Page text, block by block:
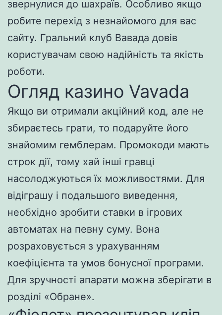
звернулися до шахраїв. Особливо якщо
робите перехід з незнайомого для вас
сайту. Гральний клуб Вавада довів
користувачам свою надійність та якість
роботи.
Огляд казино Vavada
Якщо ви отримали акційний код, але не
збираєтесь грати, то подаруйте його
знайомим гемблерам. Промокоди мають
строк дії, тому хай інші гравці
насолоджуються їх можливостями. Для
відіграшу і подальшого виведення,
необхідно зробити ставки в ігрових
автоматах на певну суму. Вона
розраховується з урахуванням
коефіцієнта та умов бонусної програми.
Для зручності апарати можна зберігати в
розділі «Обране».